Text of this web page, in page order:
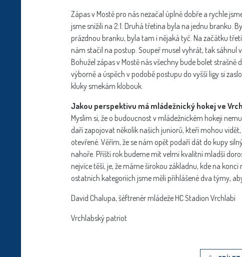
Zápas v Mostě pro nás nezačal úplně dobře a rychle
jsme snížili na 2:1. Druhá třetina byla na jednu branku.
prázdnou branku, byla tam i nějaká tyč. Na začátku
nám stačil na postup. Soupeř musel vyhrát, tak sáhnul
Bohužel zápas v Mostě nás všechny bude bolet
výborně a úspěch v podobě postupu do vyšší ligy si
kluky smekám klobouk.
Jakou perspektivu má mládežnický hokej ve
Myslím si, že o budoucnost v mládežnickém hokeji
daří zapojovat několik našich juniorů, kteří mohou
otevřené. Věřím, že se nám opět podaří dát do kupy
nahoře. Příští rok budeme mít velmi kvalitní mladší
nejvíce těší, je, že máme širokou základnu, kde na
ostatních kategoriích jsme měli přihlášené dva týmy,
David Chalupa, šéftrenér mládeže HC Stadion Vrchlabí
Vrchlabský patriot